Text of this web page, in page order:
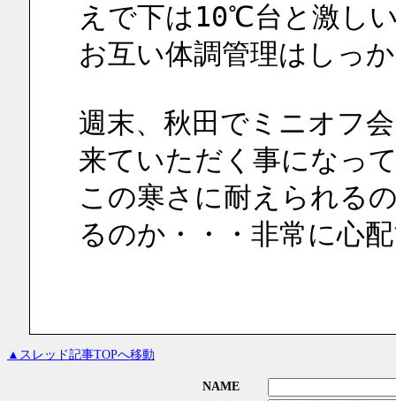
えで下は10℃台と激し
お互い体調管理はしっ
週末、秋田でミニオフ
来ていただく事になっ
この寒さに耐えられる
るのか・・・非常に心
▲スレッド記事TOPへ移動
NAME